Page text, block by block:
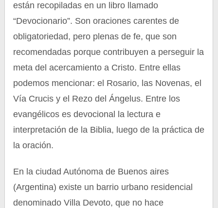
están recopiladas en un libro llamado
“Devocionario”. Son oraciones carentes de
obligatoriedad, pero plenas de fe, que son
recomendadas porque contribuyen a perseguir la
meta del acercamiento a Cristo. Entre ellas
podemos mencionar: el Rosario, las Novenas, el
Vía Crucis y el Rezo del Ángelus. Entre los
evangélicos es devocional la lectura e
interpretación de la Biblia, luego de la práctica de
la oración.
En la ciudad Autónoma de Buenos aires
(Argentina) existe un barrio urbano residencial
denominado Villa Devoto, que no hace